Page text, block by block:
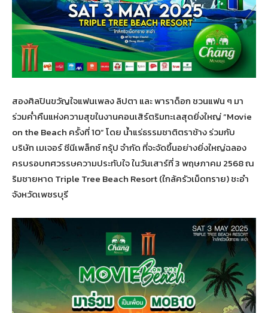
สองศิลปินขวัญใจแฟนเพลง ลิปตา และ พาราด็อก ชวนแฟน ๆ มา
ร่วมค่ำคืนแห่งความสุขในงานคอนเสิร์ตริมทะเลสุดยิ่งใหญ่ “Movie
on the Beach ครั้งที่ 10” โดย น้ำแร่ธรรมชาติตราช้าง ร่วมกับ
บริษัท เมเจอร์ ซีนีเพล็กซ์ กรุ้ป จำกัด ที่จะจัดขึ้นอย่างยิ่งใหญ่ฉลอง
ครบรอบทศวรรษความประทับใจ ในวันเสาร์ที่ 3 พฤษภาคม 2568 ณ
ริมชายหาด Triple Tree Beach Resort (ใกล้ครัวเม็ดทราย) ชะอำ
จังหวัดเพชรบุรี